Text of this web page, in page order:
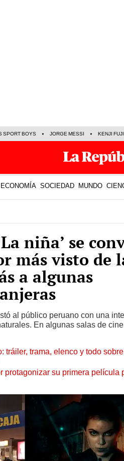
SPORT BOYS JORGE MESSI KENJI
ECONOMÍA SOCIEDAD MUNDO
niña’ se
más visto de
a algunas
al público peruano con una
En algunas salas de
tráiler, trama, elenco y todo
su primera película